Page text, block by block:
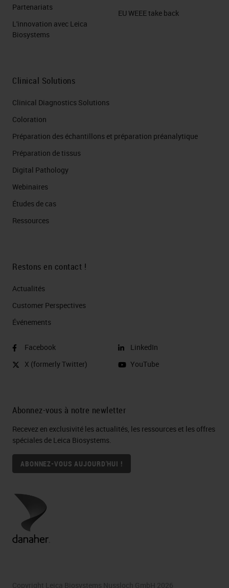
Partenariats
L'innovation avec Leica
Biosystems
EU WEEE take back
Clinical Solutions
Clinical Diagnostics Solutions
Coloration
Préparation des échantillons et préparation préanalytique
Préparation de tissus
Digital Pathology
Webinaires
Études de cas
Ressources
Restons en contact !
Actualités
Customer Perspectives​
Événements
Facebook
X (formerly Twitter)
LinkedIn
YouTube
Abonnez-vous à notre newletter
Recevez en exclusivité les actualités, les ressources et les offres
spéciales de Leica Biosystems.
ABONNEZ-VOUS AUJOURD'HUI !
Copyright Leica Biosystems Nussloch GmbH 2026